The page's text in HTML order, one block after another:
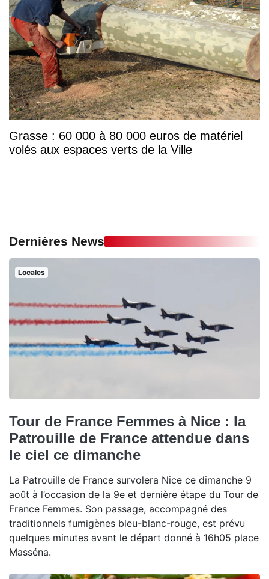
Grasse : 60 000 à 80 000 euros de matériel
volés aux espaces verts de la Ville
Dernières News
Locales
Tour de France Femmes à Nice : la
Patrouille de France attendue dans
le ciel ce dimanche
La Patrouille de France survolera Nice ce dimanche 9
août à l’occasion de la 9e et dernière étape du Tour de
France Femmes. Son passage, accompagné des
traditionnels fumigènes bleu-blanc-rouge, est prévu
quelques minutes avant le départ donné à 16h05 place
Masséna.